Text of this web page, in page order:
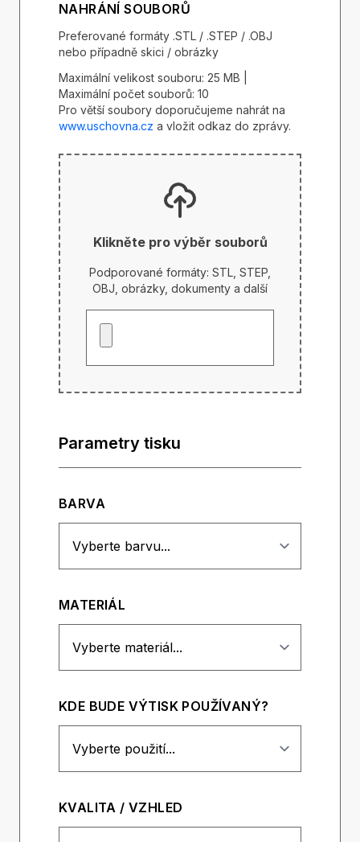
NAHRÁNÍ SOUBORŮ
Preferované formáty .STL / .STEP / .OBJ
nebo případně skici / obrázky
Maximální velikost souboru: 25 MB |
Maximální počet souborů: 10
Pro větší soubory doporučujeme nahrát na
www.uschovna.cz a vložit odkaz do zprávy.
Klikněte pro výběr souborů
Podporované formáty: STL, STEP,
OBJ, obrázky, dokumenty a další
Parametry tisku
BARVA
MATERIÁL
KDE BUDE VÝTISK POUŽÍVANÝ?
KVALITA / VZHLED